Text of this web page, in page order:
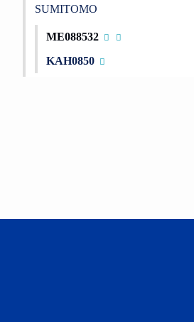
SUMITOMO
ME088532
KAH0850
Ürün bilgilerinde hatalar bulunuyor.